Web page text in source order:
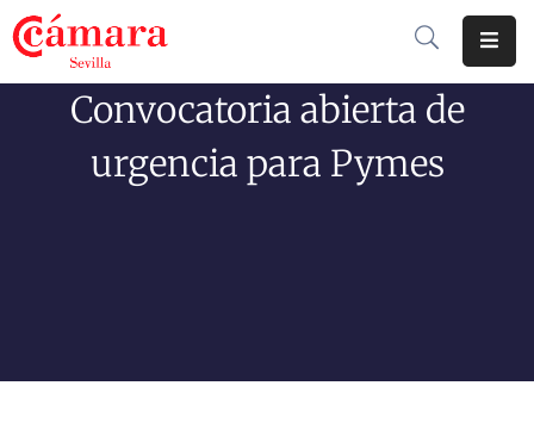
Cámara
Comercio
Convocatoria abierta de
urgencia para Pymes